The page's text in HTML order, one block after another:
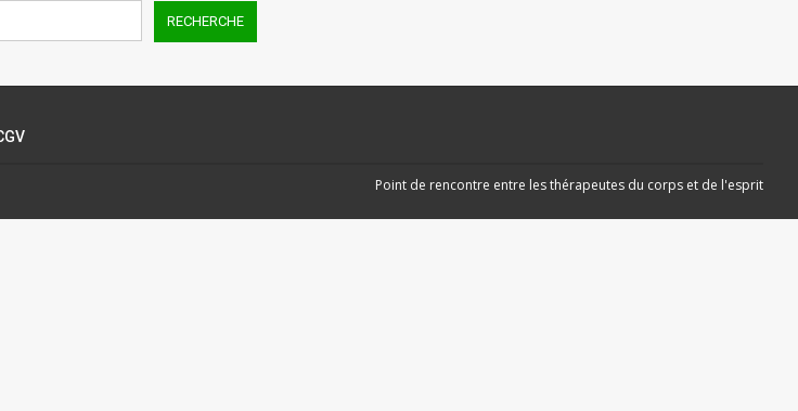
Point de rencontre entre les thérapeutes du corps et de l'esprit